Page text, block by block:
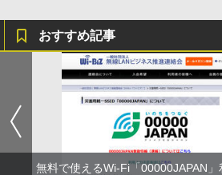
おすすめ記事
無料で使えるWi-Fi「00000JAPAN」